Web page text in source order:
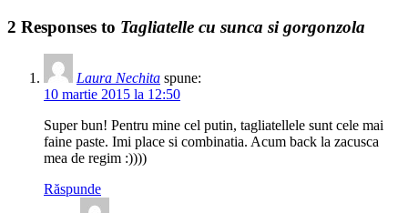
2 Responses to Tagliatelle cu sunca si gorgonzola
Laura Nechita spune:
10 martie 2015 la 12:50
Super bun! Pentru mine cel putin, tagliatellele sunt cele mai
faine paste. Imi place si combinatia. Acum back la zacusca
mea de regim :))))
Răspunde